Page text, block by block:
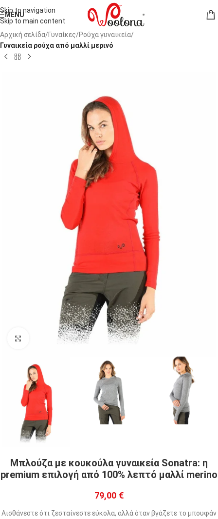
Skip to navigation
Skip to main content
MENU
Αρχική σελίδα Γυναίκες Ρούχα γυναικεία
Γυναικεία ρούχα από μαλλί μερινό
Click to enlarge
Μπλούζα με κουκούλα γυναικεία Sonatra: η
premium επιλογή από 100% λεπτό μαλλί merino
79,00 €
Αισθάνεστε ότι ζεσταίνεστε εύκολα, αλλά όταν βγάζετε το μπουφάν